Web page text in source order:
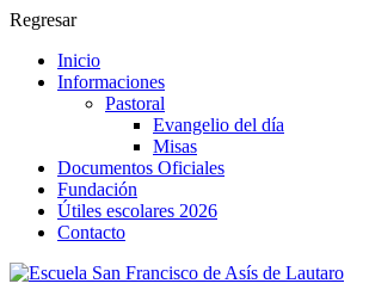
Regresar
Inicio
Informaciones
Pastoral
Evangelio del día
Misas
Documentos Oficiales
Fundación
Útiles escolares 2026
Contacto